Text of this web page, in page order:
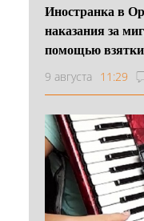
Иностранка в
наказания за
помощью взятки
9 августа 11:29